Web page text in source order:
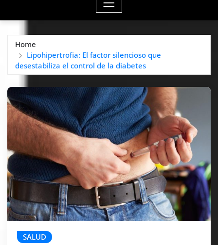
Home
Lipohipertrofia: El factor silencioso que
desestabiliza el control de la diabetes
SALUD